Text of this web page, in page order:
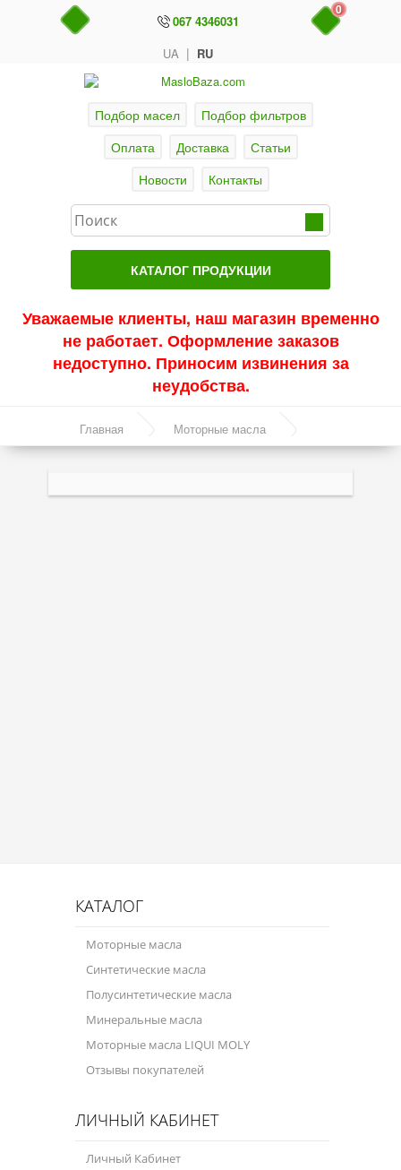
UA | RU
067 4346031
0
Подбор масел
Подбор фильтров
Оплата
Доставка
Статьи
Новости
Контакты
КАТАЛОГ ПРОДУКЦИИ
Актуальные продукты
Акции
Синтетические масла
Трансмиссионные масла
Оборудование
Клеи и герметики
Профи-серия
Уход за кондиционером
Уважаемые клиенты, наш магазин временно
не работает. Оформление заказов
недоступно. Приносим извинения за
неудобства.
Главная Моторные масла
Allround 10W-40 60л
КАТАЛОГ
Моторные масла
Синтетические масла
Полусинтетические масла
Минеральные масла
Моторные масла LIQUI MOLY
Отзывы покупателей
ЛИЧНЫЙ КАБИНЕТ
Личный Кабинет